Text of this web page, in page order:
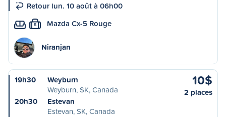
Retour lun. 10 août à 06h00
S Mazda Cx-5 Rouge
Niranjan
19h30
Weyburn
Weyburn, SK, Canada
20h30
Estevan
Estevan, SK, Canada
10$
2 places